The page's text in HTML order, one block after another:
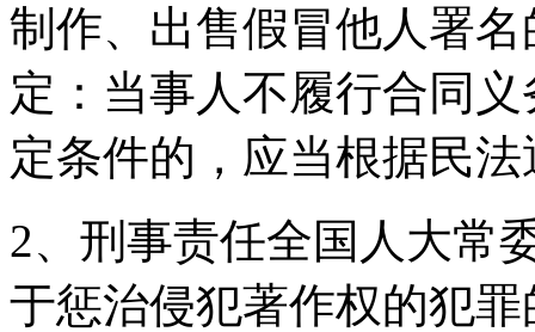
制作、出售假冒他人署
定：当事人不履行合同
定条件的，应当根据民
2、刑事责任全国人大常
于惩治侵犯著作权的犯